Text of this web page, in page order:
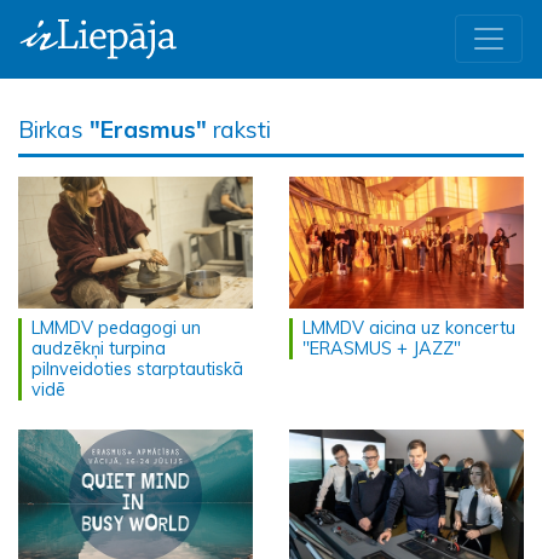
Birkas "Erasmus" raksti
LMMDV pedagogi un
audzēkņi turpina
pilnveidoties starptautiskā
vidē
LMMDV aicina uz koncertu
"ERASMUS + JAZZ"